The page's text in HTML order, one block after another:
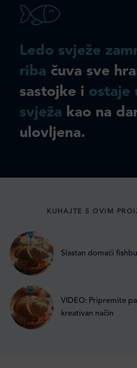
Ledo svježe
riba čuva sve
sastojke i ostaje
svježa kao na
ulovljena.
KUHAJTE S OVIM
Slastan domaći
VIDEO: Pripremite
kreativan način